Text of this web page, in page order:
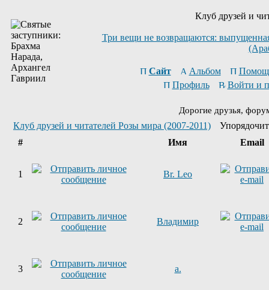
Клуб друзей и
Три вещи не возвращаются:
Сайт Альбом
Профиль
Войти и
Дорогие друзья,
Клуб друзей и читателей Розы мира (2007-2011)
#
Имя Email
1 Br. Leo
2 Владимир
3 a.